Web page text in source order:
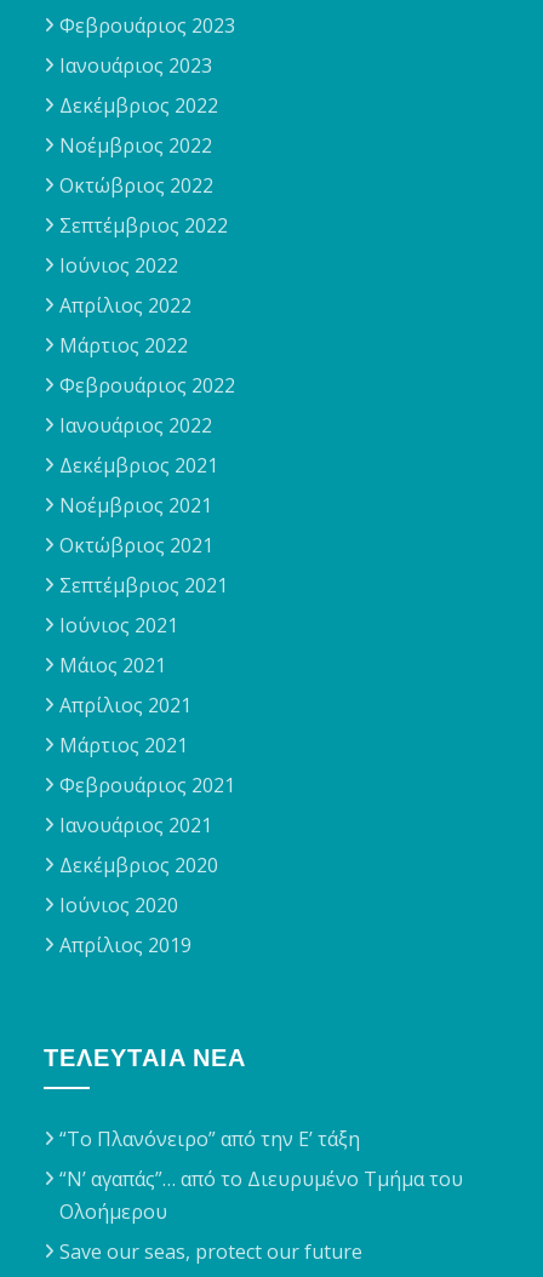
Φεβρουάριος 2023
Ιανουάριος 2023
Δεκέμβριος 2022
Νοέμβριος 2022
Οκτώβριος 2022
Σεπτέμβριος 2022
Ιούνιος 2022
Απρίλιος 2022
Μάρτιος 2022
Φεβρουάριος 2022
Ιανουάριος 2022
Δεκέμβριος 2021
Νοέμβριος 2021
Οκτώβριος 2021
Σεπτέμβριος 2021
Ιούνιος 2021
Μάιος 2021
Απρίλιος 2021
Μάρτιος 2021
Φεβρουάριος 2021
Ιανουάριος 2021
Δεκέμβριος 2020
Ιούνιος 2020
Απρίλιος 2019
ΤΕΛΕΥΤΑΊΑ ΝΈΑ
“Το Πλανόνειρο” από την Ε’ τάξη
“Ν’ αγαπάς”… από το Διευρυμένο Τμήμα του
Ολοήμερου
Save our seas, protect our future